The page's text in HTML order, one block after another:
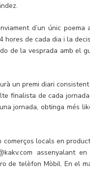
d’un únic
de cada dia i la
de la vesprada amb el
un premi diari
finalista de cada
jornada, obtinga més
locals en
assenyalant
de telèfon Mòbil. En el